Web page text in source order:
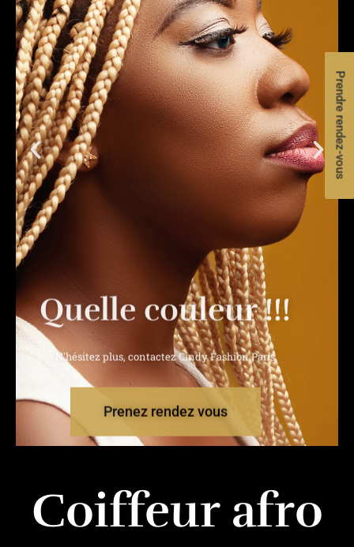
Quelle couleur !!!
N'hésitez plus, contactez Cindy Fashion Paris
Coiffeur afro
Prendre rendez-vous